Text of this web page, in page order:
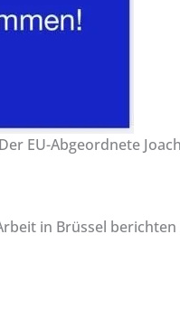
EU-Abgeordnete
in Brüssel